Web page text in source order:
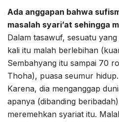
Ada anggapan bahwa
masalah syari’at sehingga
Dalam tasawuf, sesuatu
kali itu malah berlebihan
Sembahyang itu sampai 70
Thoha), puasa seumur
Karena, dia menganggap
apanya (dibanding
meremehkan syariat itu.